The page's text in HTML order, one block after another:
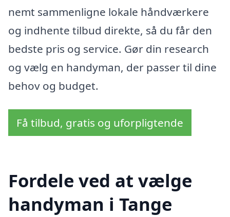
nemt sammenligne lokale håndværkere
og indhente tilbud direkte, så du får den
bedste pris og service. Gør din research
og vælg en handyman, der passer til dine
behov og budget.
Få tilbud, gratis og uforpligtende
Fordele ved at vælge
handyman i Tange